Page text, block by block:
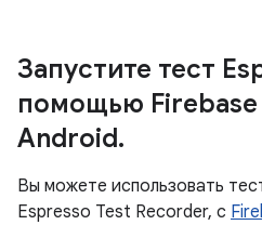
Запустите тест
помощью Firebase
Android.
Вы можете использовать
Espresso Test Recorder, с